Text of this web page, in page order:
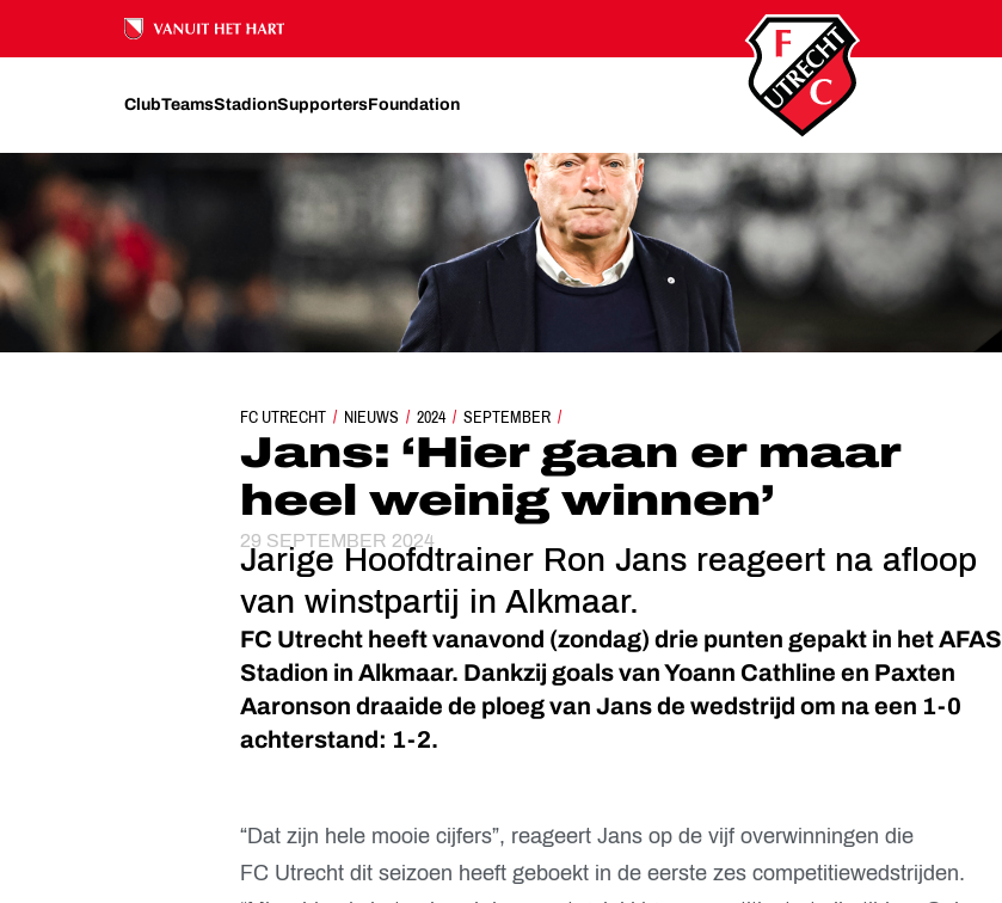
Ons nalatenschap
ClubTeamsStadionSupportersFoundation
FC UTRECHT NIEUWS 2024 SEPTEMBER
JANS: ‘HIER GAAN ER MAAR HEEL WEINIG WINNEN’
Jans: ‘Hier gaan er maar
heel weinig winnen’
29 SEPTEMBER 2024
Jarige Hoofdtrainer Ron Jans reageert na afloop
van winstpartij in Alkmaar.
FC Utrecht heeft vanavond (zondag) drie punten gepakt in het AFAS
Stadion in Alkmaar. Dankzij goals van Yoann Cathline en Paxten
Aaronson draaide de ploeg van Jans de wedstrijd om na een 1-0
achterstand: 1-2.
“Dat zijn hele mooie cijfers”, reageert Jans op de vijf overwinningen die
FC Utrecht dit seizoen heeft geboekt in de eerste zes competitiewedstrijden.